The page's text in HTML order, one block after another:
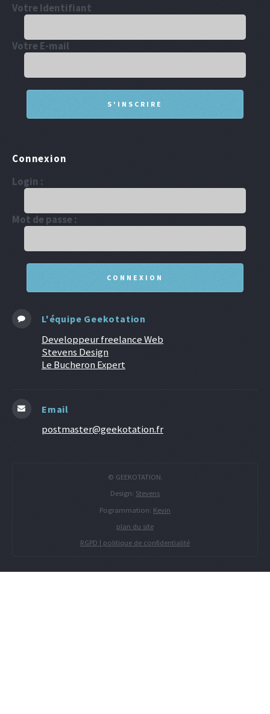
Votre Identifiant
Votre E-mail
Connexion
Login :
Mot de passe :
L'équipe Geekotation
Developpeur freelance Web
Stevens Design
Le Bucheron Expert
Email
postmaster@geekotation.fr
© GEEKOTATION.
Design: Stevens
Pogrammation: Kevin
plan du site
RGPD | politique de confidentialité